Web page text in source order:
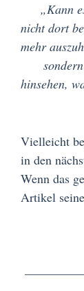
„Kann es
nicht dort
mehr
sondern
hinsehen,
Vielleicht
in den
Wenn das
Artikel